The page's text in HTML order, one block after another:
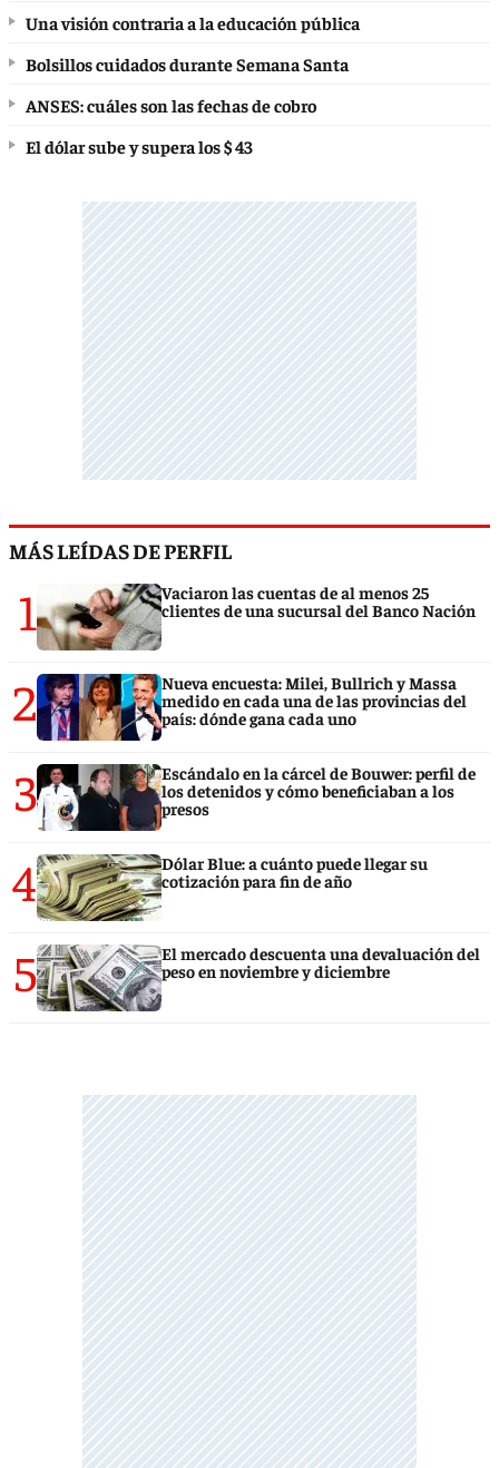
Una visión contraria a la educación pública
Bolsillos cuidados durante Semana Santa
ANSES: cuáles son las fechas de cobro
El dólar sube y supera los $ 43
MÁS LEÍDAS DE PERFIL
1
Vaciaron las cuentas de al menos 25
clientes de una sucursal del Banco Nación
2
Nueva encuesta: Milei, Bullrich y Massa
medido en cada una de las provincias del
país: dónde gana cada uno
3
Escándalo en la cárcel de Bouwer: perfil de
los detenidos y cómo beneficiaban a los
presos
4
Dólar Blue: a cuánto puede llegar su
cotización para fin de año
5
El mercado descuenta una devaluación del
peso en noviembre y diciembre